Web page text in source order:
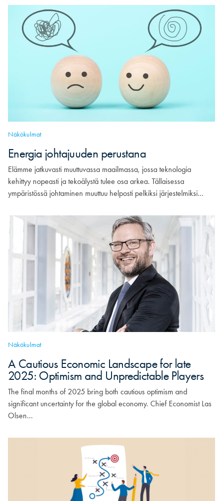
Näkökulmat
Energia johtajuuden perustana
Elämme jatkuvasti muuttuvassa maailmassa, jossa teknologia
kehittyy nopeasti ja tekoälystä tulee osa arkea. Tällaisessa
ympäristössä johtaminen muuttuu helposti pelkiksi järjestelmiksi…
Näkökulmat
A Cautious Economic Landscape for late
2025: Optimism and Unpredictable Players
The final months of 2025 bring both cautious optimism and
significant uncertainty for the global economy. Chief Economist Las
Olsen…